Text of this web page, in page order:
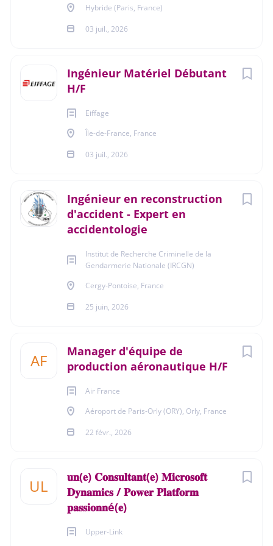
Hybride (Paris, France)
03 juil., 2026
Ingénieur Matériel Débutant
H/F
Eiffage
Île-de-France, France
03 juil., 2026
Ingénieur en reconstruction
d'accident - Expert en
accidentologie
Institut de Recherche Criminelle de la
Gendarmerie Nationale (IRCGN)
Cergy-Pontoise, France
25 juin, 2026
AF
Manager d'équipe de
production aéronautique H/F
Air France
Aéroport de Paris-Orly (ORY), Orly, France
22 févr., 2026
UL
𝐮𝐧(𝐞) 𝐂𝐨𝐧𝐬𝐮𝐥𝐭𝐚𝐧𝐭(𝐞) 𝐌𝐢𝐜𝐫𝐨𝐬𝐨𝐟𝐭
𝐃𝐲𝐧𝐚𝐦𝐢𝐜𝐬 / 𝐏𝐨𝐰𝐞𝐫 𝐏𝐥𝐚𝐭𝐟𝐨𝐫𝐦
𝐩𝐚𝐬𝐬𝐢𝐨𝐧𝐧é(𝐞)
Upper-Link
- Connaissance de SolidWorks (lecture, revue et
- Gestion de fournisseurs et suivi de sous-traitants.
Esprit d'équipe, Adaptabilité, Éthique professionnelle,
Capacité de communication, Autonomie, Rigueur
Durée de l'activité
À propos de Amaris
Group
fabrication et management de projets industriels depuis
1999.
Nous accompagnons des acteurs de la production et du
transport d’énergie (nucléaire, renouvelable, pétrole &